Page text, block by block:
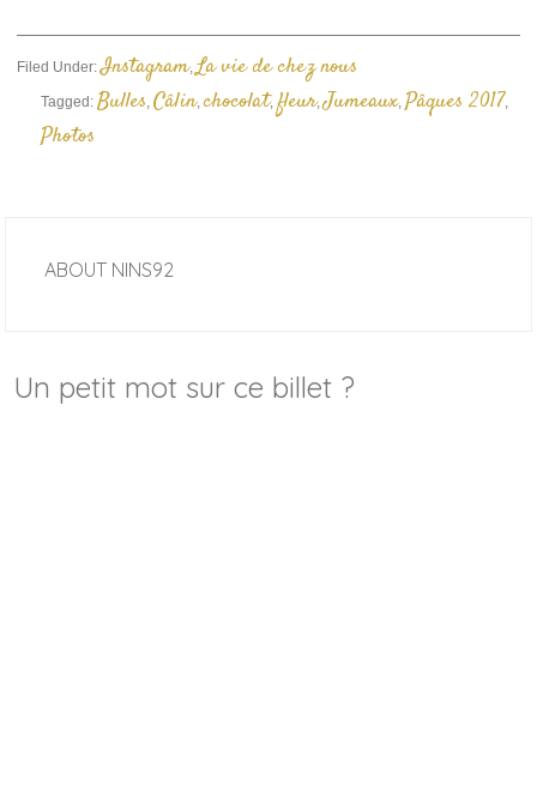
Filed Under:Instagram,La vie de chez nous
Tagged:Bulles,Câlin,chocolat,fleur,Jumeaux,Pâques 2017,
Photos
ABOUT NINS92
Un petit mot sur ce billet ?